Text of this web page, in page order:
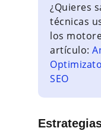
¿Quieres
técnicas
los
artículo:
SEO